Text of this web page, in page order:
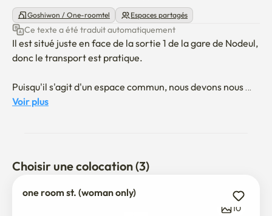
Seoul)
Goshiwon / One-roomtel Espaces partagés
Ce texte a été traduit automatiquement
Il est situé juste en face de la sortie 1 de la gare de Nodeul,
donc le transport est pratique.
Puisqu'il s'agit d'un espace commun, nous devons nous
considérer les uns les autres afin qu'il n'y ait pas de mal
de café gratuits.
Si vous avez des questions, n'hésitez pas à nous contacter
Voir plus
Choisir une colocation (3)
one room st. (woman only)
10